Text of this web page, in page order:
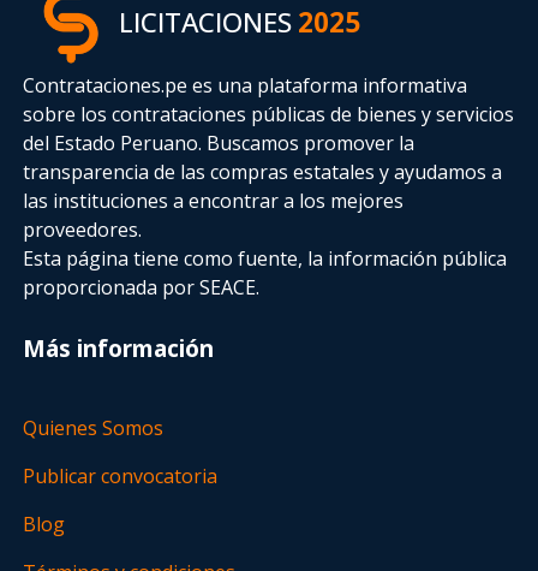
LICITACIONES2025
Contrataciones.pe es una plataforma informativa
sobre los contrataciones públicas de bienes y servicios
del Estado Peruano. Buscamos promover la
transparencia de las compras estatalesy ayudamos a
las instituciones a encontrar a los mejores
proveedores.
Esta página tiene como fuente, la información pública
proporcionada por SEACE.
Más información
Quienes Somos
Publicar convocatoria
Blog